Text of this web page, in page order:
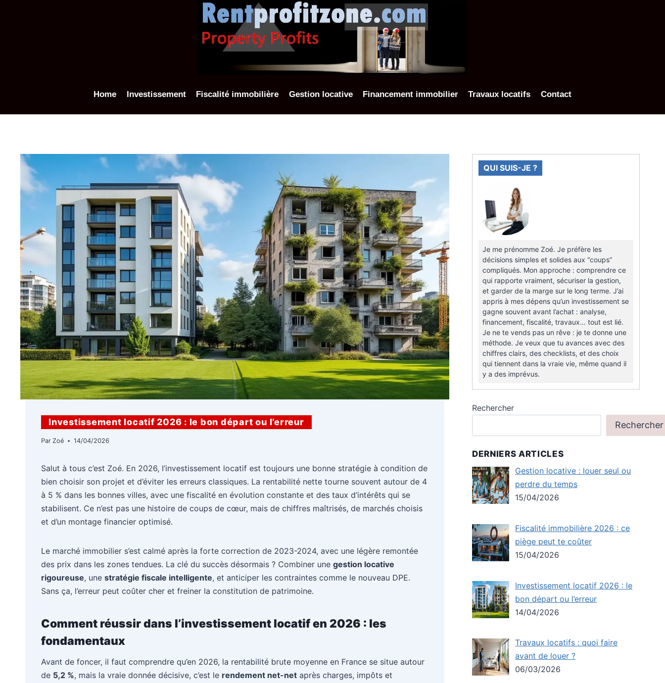
Home Investissement Fiscalité immobilière Gestion locative Financement immobilier Travaux locatifs Contact
Investissement locatif 2026 : le bon départ ou l’erreur
Par Zoé 14/04/2026
Salut à tous c’est Zoé. En 2026, l’investissement locatif est toujours une bonne stratégie à condition de
bien choisir son projet et d’éviter les erreurs classiques. La rentabilité nette tourne souvent autour de 4
à 5 % dans les bonnes villes, avec une fiscalité en évolution constante et des taux d’intérêts qui se
stabilisent. Ce n’est pas une histoire de coups de cœur, mais de chiffres maîtrisés, de marchés choisis
et d’un montage financier optimisé.
Le marché immobilier s’est calmé après la forte correction de 2023-2024, avec une légère remontée
des prix dans les zones tendues. La clé du succès désormais ? Combiner une gestion locative
rigoureuse, une stratégie fiscale intelligente, et anticiper les contraintes comme le nouveau DPE.
Sans ça, l’erreur peut coûter cher et freiner la constitution de patrimoine.
Comment réussir dans l’investissement locatif en 2026 : les
fondamentaux
Avant de foncer, il faut comprendre qu’en 2026, la rentabilité brute moyenne en France se situe autour
de 5,2 %, mais la vraie donnée décisive, c’est le rendement net-net après charges, impôts et
QUI SUIS-JE ?
Je me prénomme Zoé. Je préfère les
décisions simples et solides aux “coups”
compliqués. Mon approche : comprendre ce
qui rapporte vraiment, sécuriser la gestion,
et garder de la marge sur le long terme. J’ai
appris à mes dépens qu’un investissement se
gagne souvent avant l’achat : analyse,
financement, fiscalité, travaux… tout est lié.
Je ne te vends pas un rêve : je te donne une
méthode. Je veux que tu avances avec des
chiffres clairs, des checklists, et des choix
qui tiennent dans la vraie vie, même quand il
y a des imprévus.
Rechercher
Rechercher
DERNIERS ARTICLES
Gestion locative : louer seul ou
perdre du temps
15/04/2026
Fiscalité immobilière 2026 : ce
piège peut te coûter
15/04/2026
Investissement locatif 2026 : le
bon départ ou l’erreur
14/04/2026
Travaux locatifs : quoi faire
avant de louer ?
06/03/2026